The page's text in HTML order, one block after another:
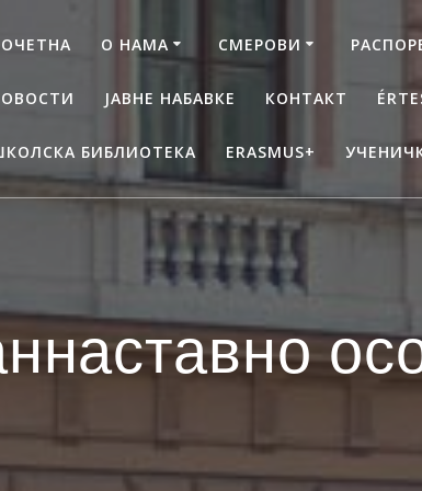
О НАМА СМЕРОВИ
ЈАВНЕ НАБАВКЕ КОНТАКТ
БИБЛИОТЕКА ERASMUS+